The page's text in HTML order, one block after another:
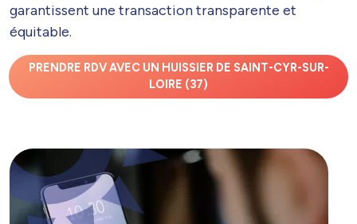
garantissent une transaction transparente et
équitable.
PRENDRE RDV AVEC UN HUISSIER DE SAINT-CYR-SUR-
LOIRE (37)